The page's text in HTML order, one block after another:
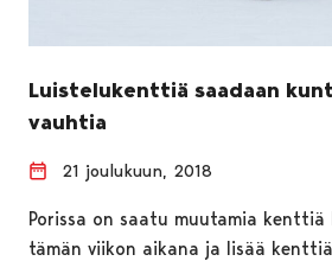
Luistelukenttiä saadaan
vauhtia
21 joulukuun, 2018
Porissa on saatu muutamia
tämän viikon aikana ja lisää